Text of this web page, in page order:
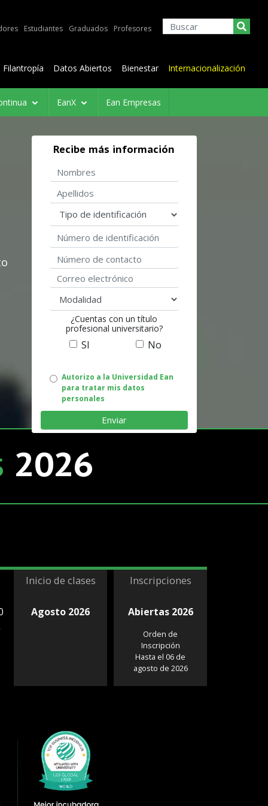
Estudiantes Graduados Profesores
Filantropía Datos Abiertos Bienestar Internacionalización
EanX Ean Empresas
2026
Recibe más información
Nombres
Apellidos
Tipo de identificación
Número de identificación
Número de contacto
Correo electrónico
modalidad
¿Cuentas con un título
profesional universitario?
SI No
Autorizo
uso
personales
Autorizo a la Universidad Ean
para tratar mis datos
personales
Inicio de clases
Agosto 2026
Inscripciones
Abiertas 2026
Orden de
Inscripción
Hasta el 06 de
agosto de 2026